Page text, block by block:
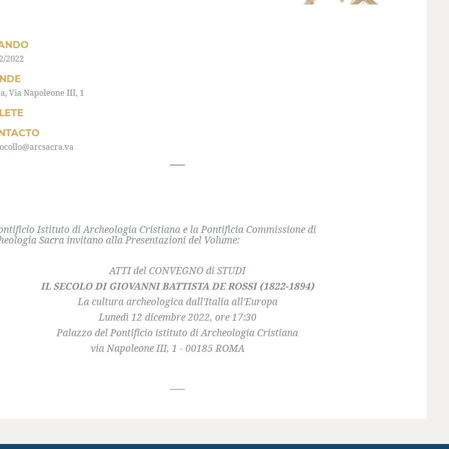
2022
Via Napoleone III, 1
Istituto di Archeologia Cristiana e la Pontificia Commissione di
Sacra invitano alla Presentazioni del Volume:
ATTI del CONVEGNO di STUDI
IL SECOLO DI GIOVANNI BATTISTA DE ROSSI (1822-1894)
La cultura archeologica dall'Italia all'Europa
Lunedì 12 dicembre 2022, ore 17:30
Palazzo del Pontificio istituto di Archeologia Cristiana
via Napoleone III, 1 - 00185 ROMA